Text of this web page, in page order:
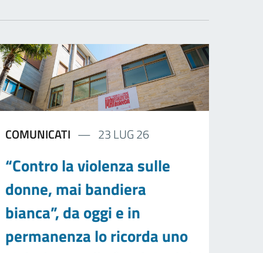
COMUNICATI 23 LUG 26
“Contro la violenza sulle
donne, mai bandiera
bianca”, da oggi e in
permanenza lo ricorda uno